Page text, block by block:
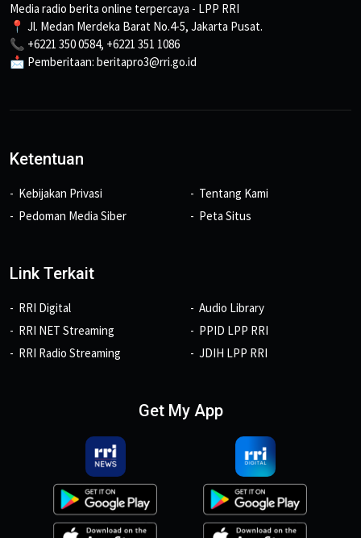
Media radio berita online terpercaya - LPP RRI
📍 Jl. Medan Merdeka Barat No.4-5, Jakarta Pusat.
📞 +6221 350 0584, +6221 351 1086
📩 Pemberitaan: beritapro3@rri.go.id
Ketentuan
Kebijakan Privasi
Pedoman Media Siber
Tentang Kami
Peta Situs
Link Terkait
RRI Digital
RRI NET Streaming
RRI Radio Streaming
Audio Library
PPID LPP RRI
JDIH LPP RRI
Get My App